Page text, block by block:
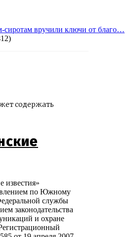
сиротам вручили ключи от благо…
содержать
известия»
по Южному
службы
законодательства
и охране